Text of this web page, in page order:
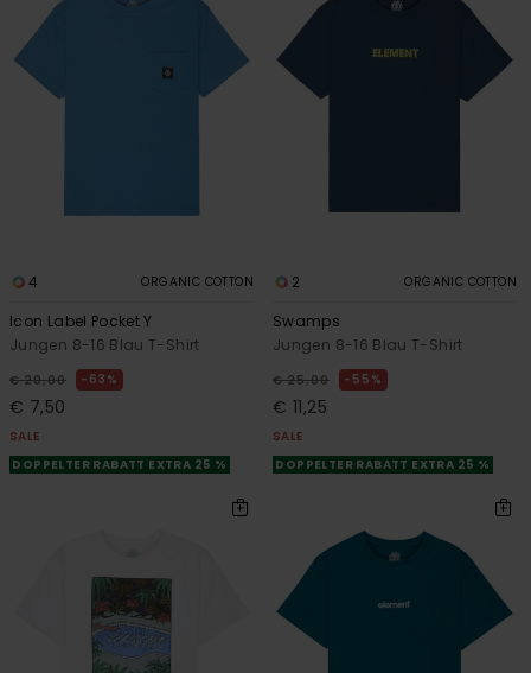
4 ORGANIC COTTON
Icon Label Pocket Y
Jungen 8-16 Blau T-Shirt
€ 20,00 63%
€ 7,50
SALE
DOPPELTER RABATT EXTRA 25 %
2 ORGANIC COTTON
Swamps
Jungen 8-16 Blau T-Shirt
€ 25,00 55%
€ 11,25
SALE
DOPPELTER RABATT EXTRA 25 %